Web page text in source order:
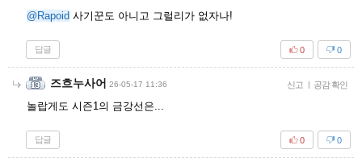
@Rapoid 사기꾼도 아니고 그럴리가 없자나!
답글 0
0
즈흐누사어 26-05-17 11:36 신고 | 공감 확인
놀랍게도 시즌1의 금강선은...
답글 0
0